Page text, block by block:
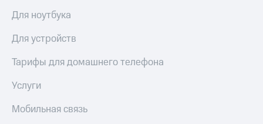
Для ноутбука
Для устройств
Тарифы для домашнего телефона
Услуги
Мобильная связь